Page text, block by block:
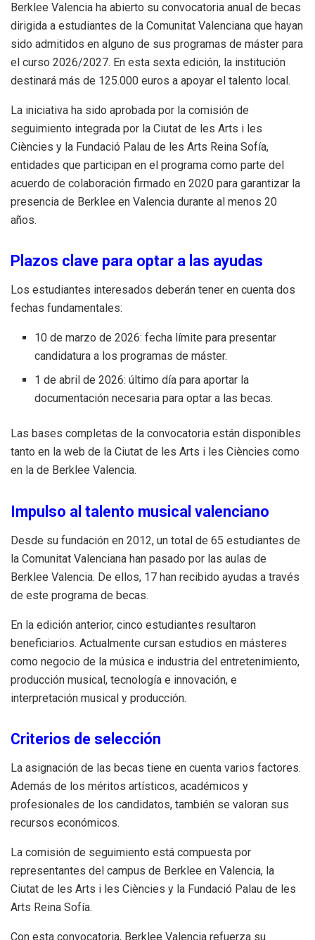
Berklee Valencia ha abierto su convocatoria anual de becas
dirigida a estudiantes de la Comunitat Valenciana que hayan
sido admitidos en alguno de sus programas de máster para
el curso 2026/2027. En esta sexta edición, la institución
destinará más de 125.000 euros a apoyar el talento local.
La iniciativa ha sido aprobada por la comisión de
seguimiento integrada por la Ciutat de les Arts i les
Ciències y la Fundació Palau de les Arts Reina Sofía,
entidades que participan en el programa como parte del
acuerdo de colaboración firmado en 2020 para garantizar la
presencia de Berklee en Valencia durante al menos 20
años.
Plazos clave para optar a las ayudas
Los estudiantes interesados deberán tener en cuenta dos
fechas fundamentales:
10 de marzo de 2026: fecha límite para presentar
candidatura a los programas de máster.
1 de abril de 2026: último día para aportar la
documentación necesaria para optar a las becas.
Las bases completas de la convocatoria están disponibles
tanto en la web de la Ciutat de les Arts i les Ciències como
en la de Berklee Valencia.
Impulso al talento musical valenciano
Desde su fundación en 2012, un total de 65 estudiantes de
la Comunitat Valenciana han pasado por las aulas de
Berklee Valencia. De ellos, 17 han recibido ayudas a través
de este programa de becas.
En la edición anterior, cinco estudiantes resultaron
beneficiarios. Actualmente cursan estudios en másteres
como negocio de la música e industria del entretenimiento,
producción musical, tecnología e innovación, e
interpretación musical y producción.
Criterios de selección
La asignación de las becas tiene en cuenta varios factores.
Además de los méritos artísticos, académicos y
profesionales de los candidatos, también se valoran sus
recursos económicos.
La comisión de seguimiento está compuesta por
representantes del campus de Berklee en Valencia, la
Ciutat de les Arts i les Ciències y la Fundació Palau de les
Arts Reina Sofía.
Con esta convocatoria, Berklee Valencia refuerza su